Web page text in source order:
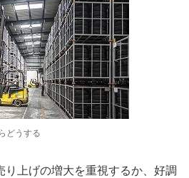
どうする
上げの増大を重視するか、好調